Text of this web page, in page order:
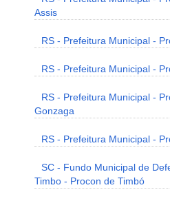
Assis
RS - Prefeitura Municipal -
RS - Prefeitura Municipal -
RS - Prefeitura Municipal -
Gonzaga
RS - Prefeitura Municipal -
SC - Fundo Municipal de
Timbo - Procon de Timbó